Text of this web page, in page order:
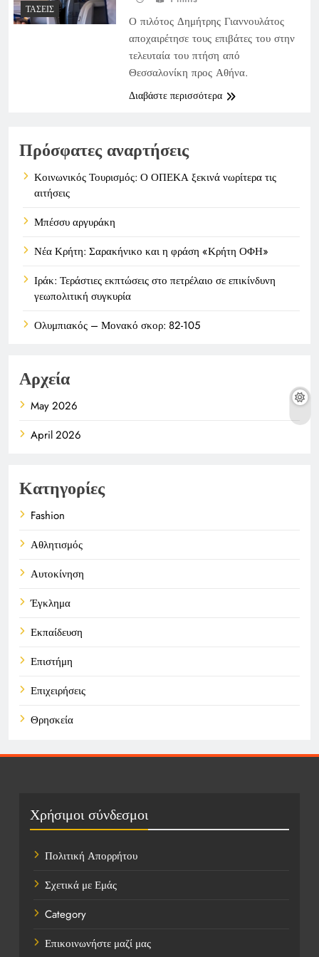
ΤΆΣΕΙΣ
Ο πιλότος Δημήτρης Γιαννουλάτος
αποχαιρέτησε τους επιβάτες του στην
τελευταία του πτήση από
Θεσσαλονίκη προς Αθήνα.
Διαβάστε περισσότερα
Πρόσφατες αναρτήσεις
Κοινωνικός Τουρισμός: Ο ΟΠΕΚΑ ξεκινά νωρίτερα τις
αιτήσεις
Μπέσσυ αργυράκη
Νέα Κρήτη: Σαρακήνικο και η φράση «Κρήτη ΟΦΗ»
Ιράκ: Τεράστιες εκπτώσεις στο πετρέλαιο σε επικίνδυνη
γεωπολιτική συγκυρία
Ολυμπιακός – Μονακό σκορ: 82-105
Αρχεία
May 2026
April 2026
Κατηγορίες
Fashion
Αθλητισμός
Αυτοκίνηση
Έγκλημα
Εκπαίδευση
Επιστήμη
Επιχειρήσεις
Θρησκεία
Πολιτική
Υγεία
Ψυχαγωγία
Χρήσιμοι σύνδεσμοι
Πολιτική Απορρήτου
Σχετικά με Εμάς
Category
Επικοινωνήστε μαζί μας